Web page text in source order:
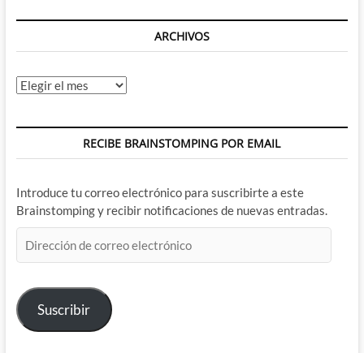
ARCHIVOS
Archivos
RECIBE BRAINSTOMPING POR EMAIL
Introduce tu correo electrónico para suscribirte a este
Brainstomping y recibir notificaciones de nuevas entradas.
de
electrónico
Suscribir